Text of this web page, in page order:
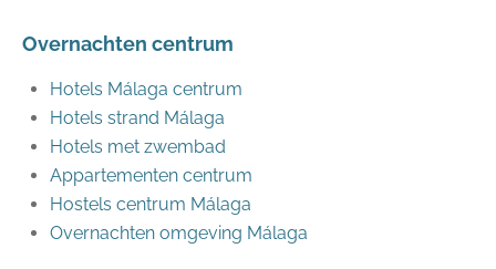
Overnachten centrum
Hotels Málaga centrum
Hotels strand Málaga
Hotels met zwembad
Appartementen centrum
Hostels centrum Málaga
Overnachten omgeving Málaga